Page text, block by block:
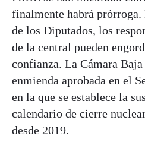
finalmente habrá prórroga.
de los Diputados, los
de la central pueden
confianza. La Cámara
enmienda aprobada en el
en la que se establece la
calendario de cierre
desde 2019.